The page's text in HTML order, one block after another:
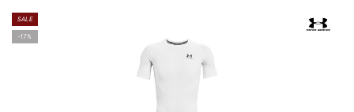
SALE
-17%